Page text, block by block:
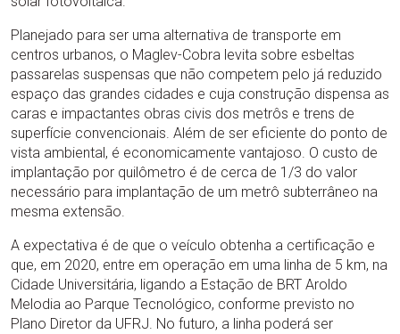
Planejado para ser uma alternativa de transporte em
centros urbanos, o Maglev-Cobra levita sobre esbeltas
passarelas suspensas que não competem pelo já reduzido
espaço das grandes cidades e cuja construção dispensa as
caras e impactantes obras civis dos metrôs e trens de
superfície convencionais. Além de ser eficiente do ponto de
vista ambiental, é economicamente vantajoso. O custo de
implantação por quilômetro é de cerca de 1/3 do valor
necessário para implantação de um metrô subterrâneo na
mesma extensão.
A expectativa é de que o veículo obtenha a certificação e
que, em 2020, entre em operação em uma linha de 5 km, na
Cidade Universitária, ligando a Estação de BRT Aroldo
Melodia ao Parque Tecnológico, conforme previsto no
Plano Diretor da UFRJ. No futuro, a linha poderá ser